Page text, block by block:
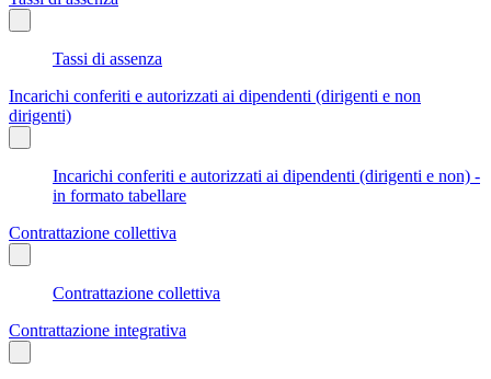
Tassi di assenza
Incarichi conferiti e autorizzati ai dipendenti (dirigenti e non
dirigenti)
Incarichi conferiti e autorizzati ai dipendenti (dirigenti e non) -
in formato tabellare
Contrattazione collettiva
Contrattazione collettiva
Contrattazione integrativa